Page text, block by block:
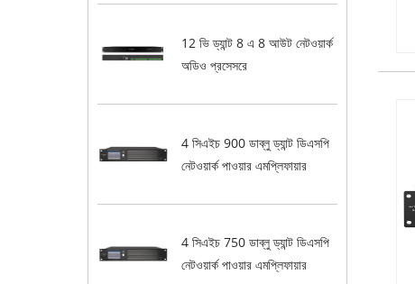
12 ভি ড্যান্ট 8 এ 8 আউট নেটওয়ার্ক
অডিও প্রসেসরে
4 সিএইচ 900 ডাব্লু ড্যান্ট ডিএসপি
নেটওয়ার্ক পাওয়ার এমপ্লিফায়ার
4 সিএইচ 750 ডাব্লু ড্যান্ট ডিএসপি
নেটওয়ার্ক পাওয়ার এমপ্লিফায়ার